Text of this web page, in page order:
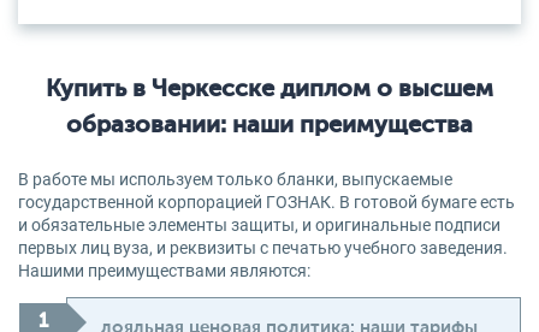
Купить в Черкесске диплом о высшем
образовании: наши преимущества
В работе мы используем только бланки, выпускаемые
государственной корпорацией ГОЗНАК. В готовой бумаге есть
и обязательные элементы защиты, и оригинальные подписи
первых лиц вуза, и реквизиты с печатью учебного заведения.
Нашими преимуществами являются:
лояльная ценовая политика: наши тарифы